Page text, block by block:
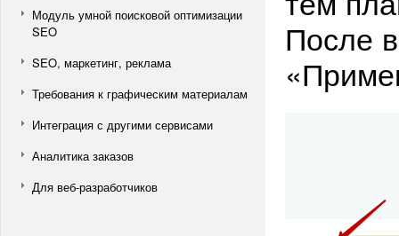
Модуль умной поисковой оптимизации
SEO
SEO, маркетинг, реклама
Требования к графическим материалам
Интеграция с другими сервисами
Аналитика заказов
Для веб-разработчиков
После